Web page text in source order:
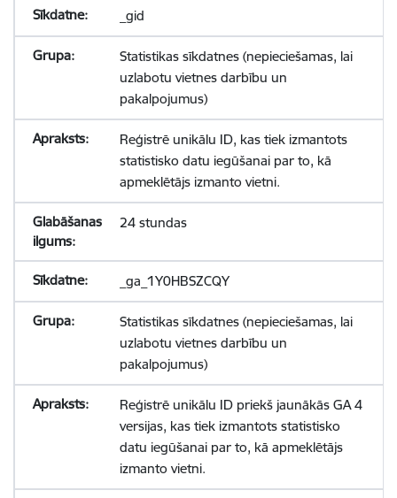
_gid
Statistikas sīkdatnes (nepieciešamas, lai
uzlabotu vietnes darbību un
pakalpojumus)
Reģistrē unikālu ID, kas tiek izmantots
statistisko datu iegūšanai par to, kā
apmeklētājs izmanto vietni.
24 stundas
_ga_1Y0HBSZCQY
Statistikas sīkdatnes (nepieciešamas, lai
uzlabotu vietnes darbību un
pakalpojumus)
Reģistrē unikālu ID priekš jaunākās GA 4
versijas, kas tiek izmantots statistisko
datu iegūšanai par to, kā apmeklētājs
izmanto vietni.